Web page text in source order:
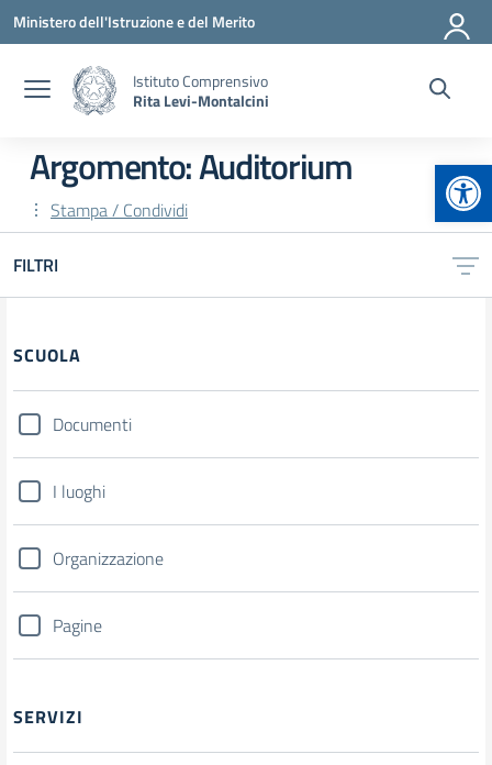
Vai ai contenuti
Vai al menu di navigazione
Vai al footer
Ministero dell'Istruzione e del Merito
Istituto Comprensivo
Rita Levi-Montalcini
Argomento: Auditorium
Stampa / Condividi
FILTRI
Filtri
SCUOLA
Documenti
I luoghi
Organizzazione
Pagine
SERVIZI